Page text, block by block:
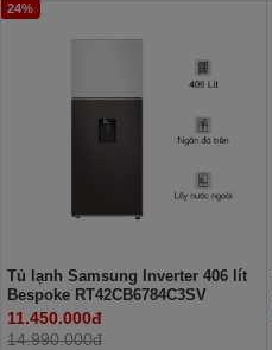
24%
Tủ lạnh Samsung Inverter 406 lít
Bespoke RT42CB6784C3SV
11.450.000đ
14.990.000đ